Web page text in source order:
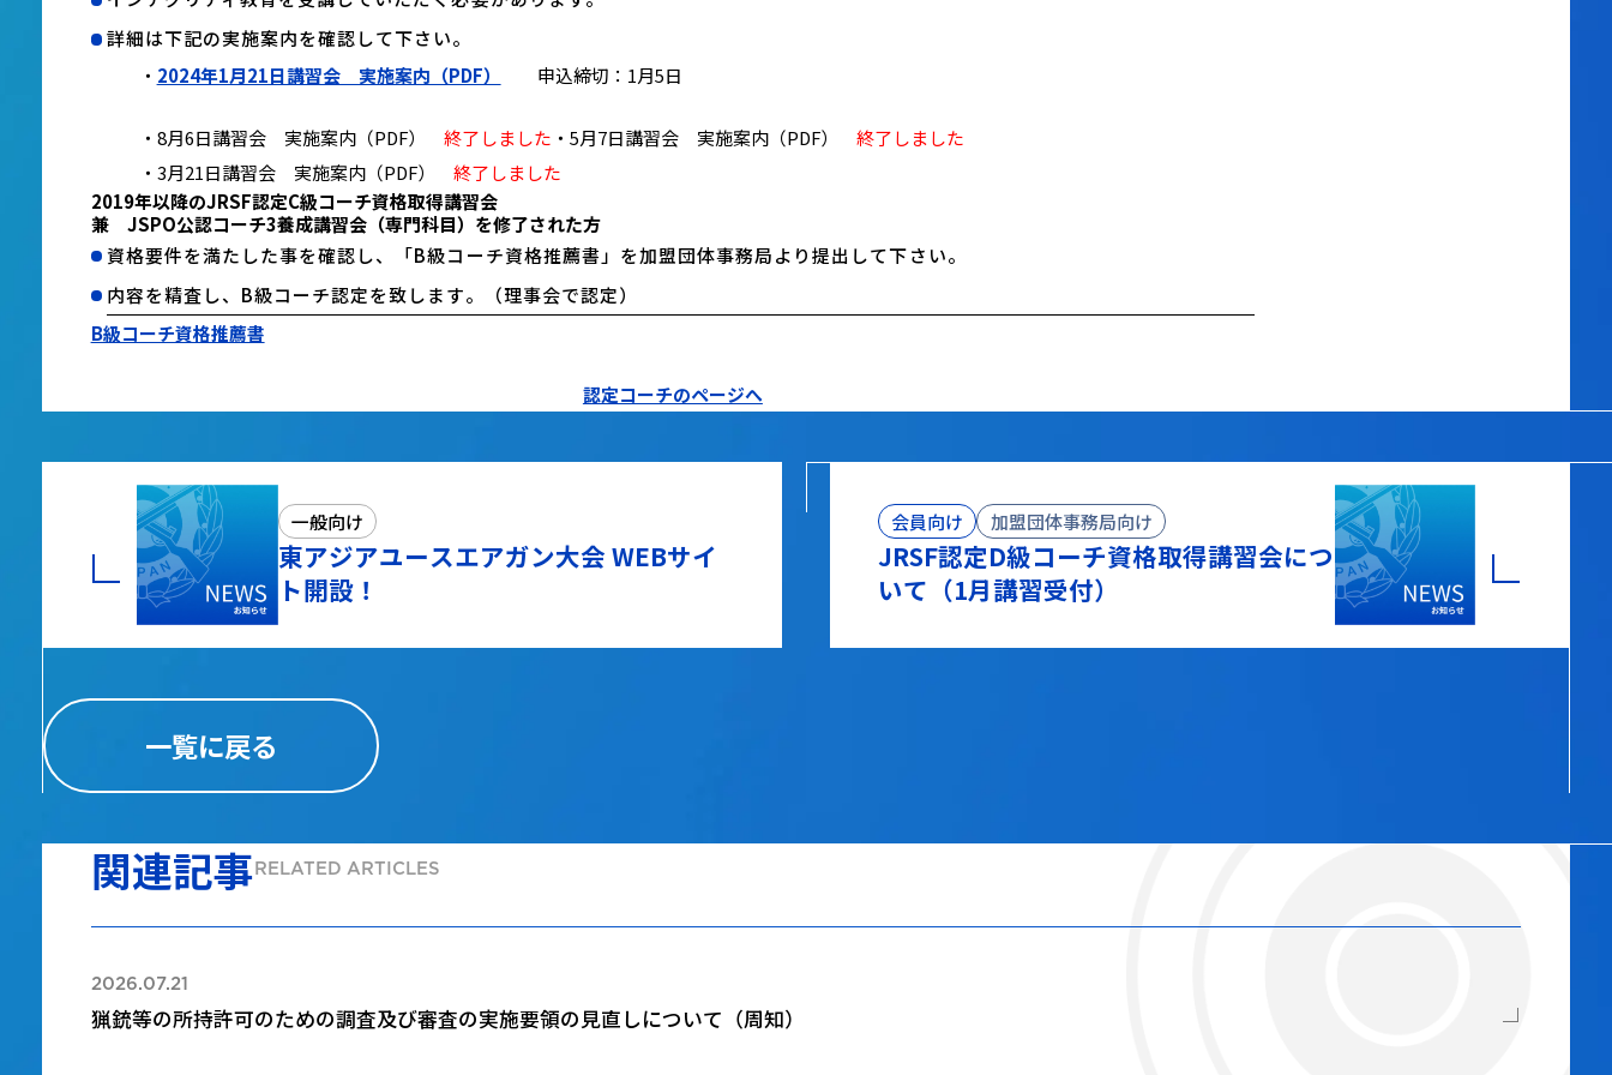
詳細は下記の実施案内を確認して下さい。
・ 2024年1月21日講習会 実施案内（PDF） 申込締切：1月5日
・8月6日講習会 実施案内（PDF） 終了しました ・5月7日講習会 実施案内（PDF） 終了しました
・3月21日講習会 実施案内（PDF） 終了しました
2019年以降のJRSF認定C級コーチ資格取得講習会
兼 JSPO公認コーチ3養成講習会（専門科目）を修了された方
資格要件を満たした事を確認し、「B級コーチ資格推薦書」を加盟団体事務局より提出して下さい。
内容を精査し、B級コーチ認定を致します。（理事会で認定）
B級コーチ資格推薦書
認定コーチのページへ
一般向け
東アジアユースエアガン大会 WEBサイ
ト開設！
会員向け 加盟団体事務局向け
JRSF認定D級コーチ資格取得講習会につ
いて（1月講習受付）
一覧に戻る
関連記事RELATED ARTICLES
2026.07.21
猟銃等の所持許可のための調査及び審査の実施要領の見直しについて（周知）